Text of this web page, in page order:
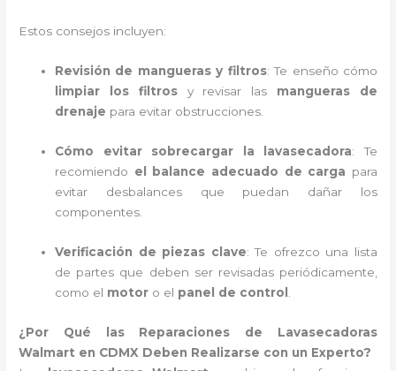
Estos consejos incluyen:
Revisión de mangueras y filtros: Te enseño cómo
limpiar los filtrosy revisar las mangueras de
drenaje para evitar obstrucciones.
Cómo evitar sobrecargar la lavasecadora: Te
recomiendo el balance adecuado de carga para
evitar desbalances que puedan dañar los
componentes.
Verificación de piezas clave: Te ofrezco una lista
de partes que deben ser revisadas periódicamente,
como el motor o el panel de control
¿Por Qué las Reparaciones de Lavasecadoras
Walmart en CDMX Deben Realizarse con un Experto?